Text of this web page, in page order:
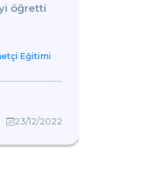
öğretti
Eğitimi
23/12/2022